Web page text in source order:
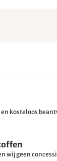
kosteloos
wij geen